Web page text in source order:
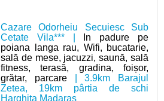
Cazare Odorheiu Secuiesc Sub
Cetate Vila*** |
In padure pe
poiana langa rau, Wifi, bucatarie,
sală de mese, jacuzzi, saună, sală
fitness, terasă, gradina, foișor,
grătar, parcare| 3.9km Barajul
Zetea, 19km pârtia de schi
Harghita Madaras